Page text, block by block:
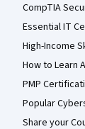
CompTIA
Essential IT
High-Income
How to Learn
PMP
Popular
Share your